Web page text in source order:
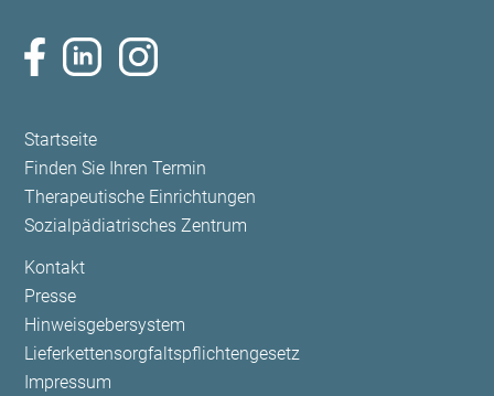
Navigation
überspringen
Startseite
Finden Sie Ihren Termin
Therapeutische Einrichtungen
Sozialpädiatrisches Zentrum
Navigation
überspringen
Kontakt
Presse
Hinweisgebersystem
Lieferkettensorgfaltspflichtengesetz
Impressum